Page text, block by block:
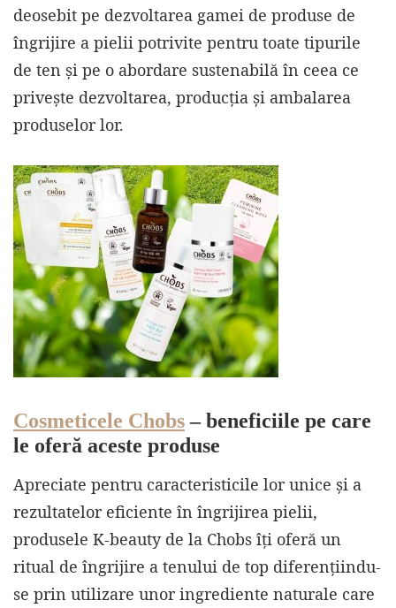
deosebit pe dezvoltarea gamei de produse de
îngrijire a pielii potrivite pentru toate tipurile
de ten și pe o abordare sustenabilă în ceea ce
privește dezvoltarea, producția și ambalarea
produselor lor.
Cosmeticele Chobs– beneficiile pe care
le oferă aceste produse
Apreciate pentru caracteristicile lor unice și a
rezultatelor eficiente în îngrijirea pielii,
produsele K-beauty de la Chobs îți oferă un
ritual de îngrijire a tenului de top diferențiindu-
se prin utilizare unor ingrediente naturale care